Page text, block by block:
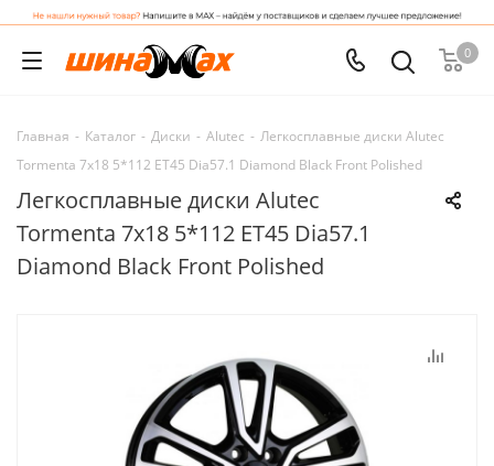
0
Главная - Каталог - Диски - Alutec - Легкосплавные диски Alutec
Tormenta 7x18 5*112 ET45 Dia57.1 Diamond Black Front Polished
Легкосплавные диски Alutec
Tormenta 7x18 5*112 ET45 Dia57.1
Diamond Black Front Polished